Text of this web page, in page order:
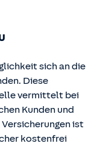
sich an die
Diese
vermittelt bei
Kunden und
ist
kostenfrei